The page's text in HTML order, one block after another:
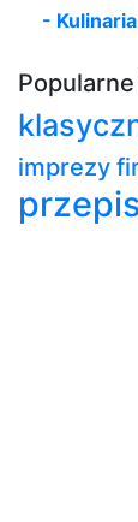
- Kulinaria
imprezy
przepis